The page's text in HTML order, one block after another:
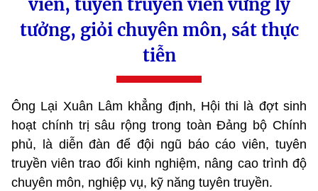
viên, tuyên truyền viên vững lý
tưởng, giỏi chuyên môn, sát thực
tiễn
Ông Lại Xuân Lâm khẳng định, Hội thi là đợt sinh
hoạt chính trị sâu rộng trong toàn Đảng bộ Chính
phủ, là diễn đàn để đội ngũ báo cáo viên, tuyên
truyền viên trao đổi kinh nghiệm, nâng cao trình độ
chuyên môn, nghiệp vụ, kỹ năng tuyên truyền.